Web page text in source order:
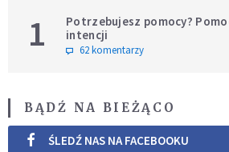
1
Potrzebujesz pomocy?
intencji
62 komentarzy
BĄDŹ NA BIEŻĄCO
ŚLEDŹ NAS NA FACEBOOKU